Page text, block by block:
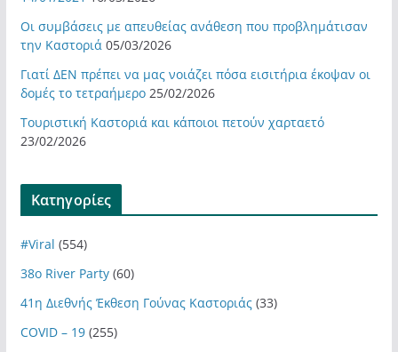
Οι συμβάσεις με απευθείας ανάθεση που προβλημάτισαν
την Καστοριά 05/03/2026
Γιατί ΔΕΝ πρέπει να μας νοιάζει πόσα εισιτήρια έκοψαν οι
δομές το τετραήμερο 25/02/2026
Τουριστική Καστοριά και κάποιοι πετούν χαρταετό
23/02/2026
Kατηγορίες
#Viral (554)
38ο River Party(60)
41η Διεθνής Έκθεση Γούνας Καστοριάς(33)
COVID – 19(255)